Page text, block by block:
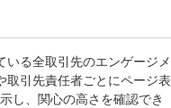
る全取引先のエンゲージメ
取引先責任者ごとにページ表
し、関心の高さを確認でき